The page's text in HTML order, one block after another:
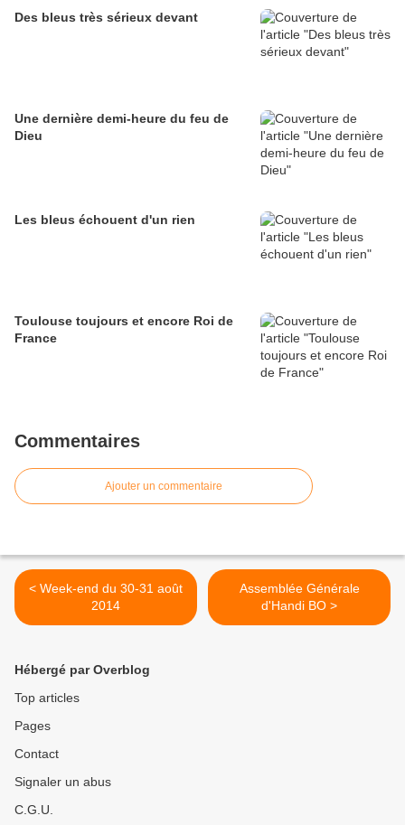
Des bleus très sérieux devant
Une dernière demi-heure du feu de
Dieu
Les bleus échouent d'un rien
Toulouse toujours et encore Roi de
France
Commentaires
Ajouter un commentaire
< Week-end du 30-31 août
2014
Assemblée Générale
d'Handi BO >
Hébergé par Overblog
Top articles
Pages
Contact
Signaler un abus
C.G.U.